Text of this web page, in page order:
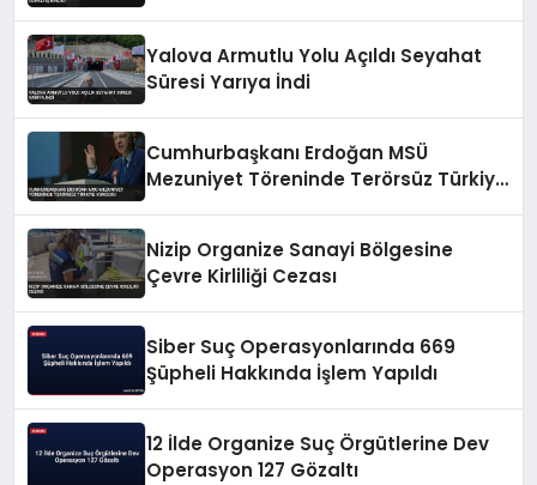
Yalova Armutlu Yolu Açıldı Seyahat
Süresi Yarıya İndi
Cumhurbaşkanı Erdoğan MSÜ
Mezuniyet Töreninde Terörsüz Türkiye
Nizip Organize Sanayi Bölgesine
Çevre Kirliliği Cezası
Siber Suç Operasyonlarında 669
Şüpheli Hakkında İşlem Yapıldı
12 İlde Organize Suç Örgütlerine Dev
Operasyon 127 Gözaltı